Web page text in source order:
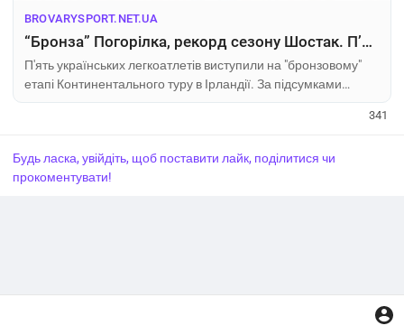
BROVARYSPORT.NET.UA
“Бронза” Погорілка, рекорд сезону Шостак. П’ять українців виступили на етапі Континентального туру в Ірландії
П'ять українських легкоатлетів виступили на "бронзовому"
етапі Континентального туру в Ірландії. За підсумками
змагань Morton Games українці здобули одну медаль —
"бронза" у бігу на 400 м серед чоловіків у активі Олександра
відбулися змаганн
341
Будь ласка, увійдіть, щоб поставити лайк, поділитися чи
прокоментувати!